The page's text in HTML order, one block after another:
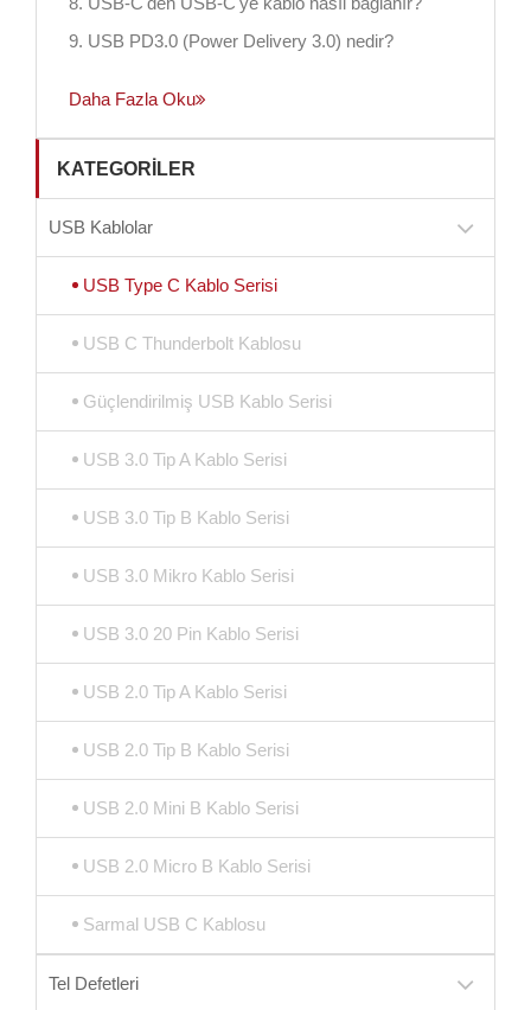
9. USB PD3.0 (Power Delivery 3.0) nedir?
Daha Fazla Oku
KATEGORILER
USB Kablolar
USB Type C Kablo Serisi
USB C Thunderbolt Kablosu
Güçlendirilmiş USB Kablo Serisi
USB 3.0 Tip A Kablo Serisi
USB 3.0 Tip B Kablo Serisi
USB 3.0 Mikro Kablo Serisi
USB 3.0 20 Pin Kablo Serisi
USB 2.0 Tip A Kablo Serisi
USB 2.0 Tip B Kablo Serisi
USB 2.0 Mini B Kablo Serisi
USB 2.0 Micro B Kablo Serisi
Sarmal USB C Kablosu
Tel Defetleri